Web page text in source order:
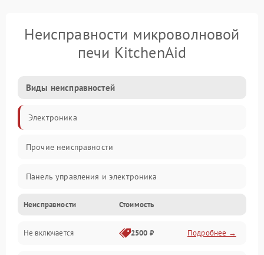
Неисправности микроволновой
печи KitchenAid
Виды неисправностей
Электроника
Прочие неисправности
Панель управления и электроника
Дверца и корпус
Механика и внутренние элементы
Неисправности Стоимость
Не включается 2500 ₽ Подробнее →